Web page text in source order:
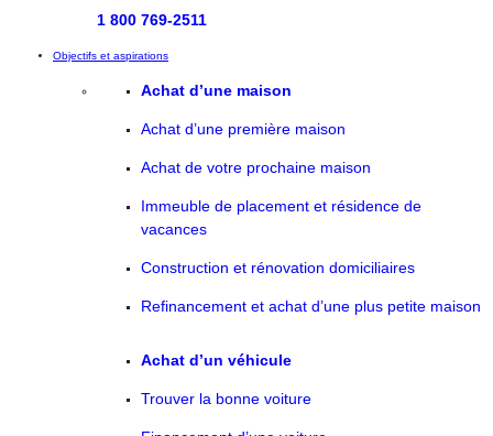
1 800 769-2511
Objectifs et aspirations
Achat d’une maison
Achat d’une première maison
Achat de votre prochaine maison
Immeuble de placement et résidence de
vacances
Construction et rénovation domiciliaires
Refinancement et achat d’une plus petite maison
Achat d’un véhicule
Trouver la bonne voiture